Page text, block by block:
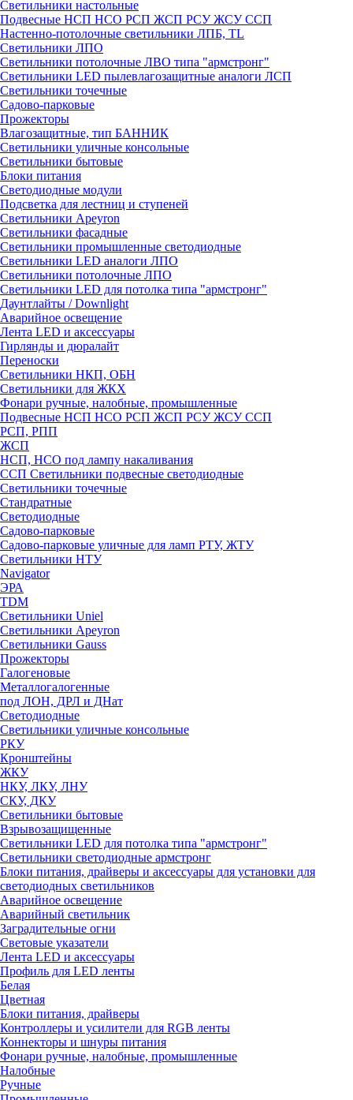
Светильники настольные
Подвесные НСП НСО РСП ЖСП РСУ ЖСУ ССП
Настенно-потолочные светильники ЛПБ, TL
Светильники ЛПО
Светильники потолочные ЛВО типа "армстронг"
Светильники LED пылевлагозащитные аналоги ЛСП
Светильники точечные
Садово-парковые
Прожекторы
Влагозащитные, тип БАННИК
Светильники уличные консольные
Светильники бытовые
Блоки питания
Светодиодные модули
Подсветка для лестниц и ступеней
Светильники Apeyron
Светильники фасадные
Светильники промышленные светодиодные
Светильники LED аналоги ЛПО
Светильники потолочные ЛПО
Светильники LED для потолка типа "армстронг"
Даунтлайты / Downlight
Аварийное освещение
Лента LED и аксессуары
Гирлянды и дюралайт
Переноски
Светильники НКП, ОБН
Светильники для ЖКХ
Фонари ручные, налобные, промышленные
Подвесные НСП НСО РСП ЖСП РСУ ЖСУ ССП
РСП, РПП
ЖСП
НСП, НСО под лампу накаливания
ССП Светильники подвесные светодиодные
Светильники точечные
Стандратные
Светодиодные
Садово-парковые
Садово-парковые уличные для ламп РТУ, ЖТУ
Светильники НТУ
Navigator
ЭРА
TDM
Светильники Uniel
Светильники Apeyron
Светильники Gauss
Прожекторы
Галогеновые
Металлогалогенные
под ЛОН, ДРЛ и ДНат
Светодиодные
Светильники уличные консольные
РКУ
Кронштейны
ЖКУ
НКУ, ЛКУ, ЛНУ
СКУ, ДКУ
Светильники бытовые
Взрывозащищенные
Светильники LED для потолка типа "армстронг"
Светильники светодиодные армстронг
Блоки питания, драйверы и аксессуары для установки для
светодиодных светильников
Аварийное освещение
Аварийный светильник
Заградительные огни
Световые указатели
Лента LED и аксессуары
Профиль для LED ленты
Белая
Цветная
Блоки питания, драйверы
Контроллеры и усилители для RGB ленты
Коннекторы и шнуры питания
Фонари ручные, налобные, промышленные
Налобные
Ручные